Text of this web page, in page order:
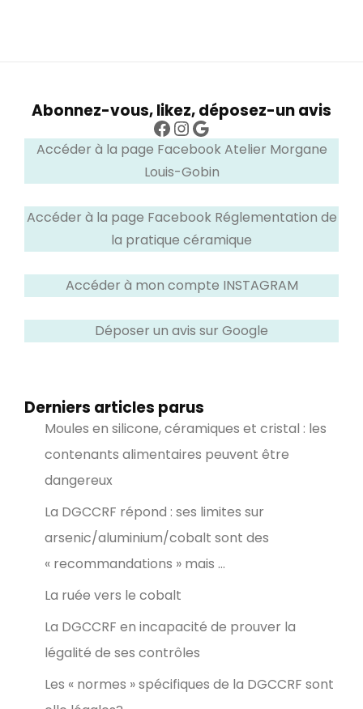
Abonnez-vous, likez, déposez-un avis
Facebook
Instagram
Google
Accéder à la page Facebook Atelier Morgane
Louis-Gobin
Accéder à la page Facebook Réglementation de
la pratique céramique
Accéder à mon compte INSTAGRAM
Déposer un avis sur Google
Derniers articles parus
Moules en silicone, céramiques et cristal : les
contenants alimentaires peuvent être
dangereux
La DGCCRF répond : ses limites sur
arsenic/aluminium/cobalt sont des
« recommandations » mais …
La ruée vers le cobalt
La DGCCRF en incapacité de prouver la
légalité de ses contrôles
Les « normes » spécifiques de la DGCCRF sont